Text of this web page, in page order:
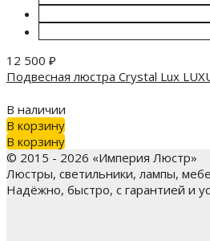
12 500 ₽
Подвесная люстра Crystal Lux
В наличии
В корзину
В корзину
© 2015 - 2026 «Империя Люстр»
Люстры, светильники, лампы,
Надёжно, быстро, с гарантией и